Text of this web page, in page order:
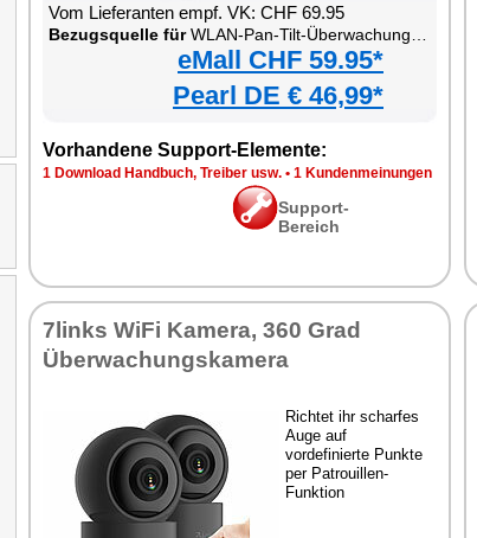
Vom Lieferanten empf. VK: CHF 69.95
Bezugsquelle fürWLAN-Pan-Tilt-Überwachungskamera mit Tracking, Sirene, Nachtsicht und Patrouillen-Funktion
eMall CHF 59.95*
Pearl DE € 46,99*
Vorhandene Support-Elemente:
1 Download Handbuch, Treiber usw. • 1 Kundenmeinungen
Support-
Bereich
7links WiFi Kamera, 360 Grad
Überwachungskamera
Richtet ihr scharfes
Auge auf
vordefinierte Punkte
per Patrouillen-
Funktion